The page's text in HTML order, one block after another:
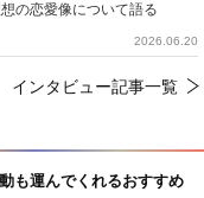
も運んでくれるおすすめ
の恋愛像について語る
2026.06.20
インタビュー記事一覧